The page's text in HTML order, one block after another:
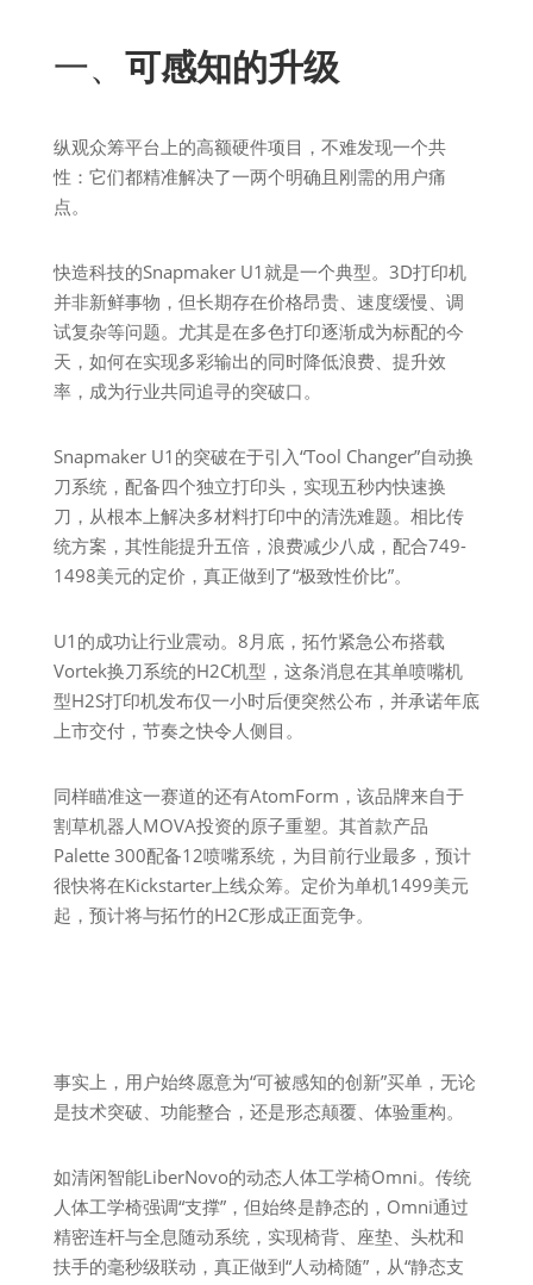
一、 可感知的升级
纵观众筹平台上的高额硬件项目，不难发现一个共
性：它们都精准解决了一两个明确且刚需的用户痛
点。
快造科技的Snapmaker U1就是一个典型。3D打印机
并非新鲜事物，但长期存在价格昂贵、速度缓慢、调
试复杂等问题。尤其是在多色打印逐渐成为标配的今
天，如何在实现多彩输出的同时降低浪费、提升效
率，成为行业共同追寻的突破口。
Snapmaker U1的突破在于引入“Tool Changer”自动换
刀系统，配备四个独立打印头，实现五秒内快速换
刀，从根本上解决多材料打印中的清洗难题。相比传
统方案，其性能提升五倍，浪费减少八成，配合749-
1498美元的定价，真正做到了“极致性价比”。
U1的成功让行业震动。8月底，拓竹紧急公布搭载
Vortek换刀系统的H2C机型，这条消息在其单喷嘴机
型H2S打印机发布仅一小时后便突然公布，并承诺年底
上市交付，节奏之快令人侧目。
同样瞄准这一赛道的还有AtomForm，该品牌来自于
割草机器人MOVA投资的原子重塑。其首款产品
Palette 300配备12喷嘴系统，为目前行业最多，预计
很快将在Kickstarter上线众筹。定价为单机1499美元
起，预计将与拓竹的H2C形成正面竞争。
事实上，用户始终愿意为“可被感知的创新”买单，无论
是技术突破、功能整合，还是形态颠覆、体验重构。
如清闲智能LiberNovo的动态人体工学椅Omni。传统
人体工学椅强调“支撑”，但始终是静态的，Omni通过
精密连杆与全息随动系统，实现椅背、座垫、头枕和
扶手的毫秒级联动，真正做到“人动椅随”，从“静态支